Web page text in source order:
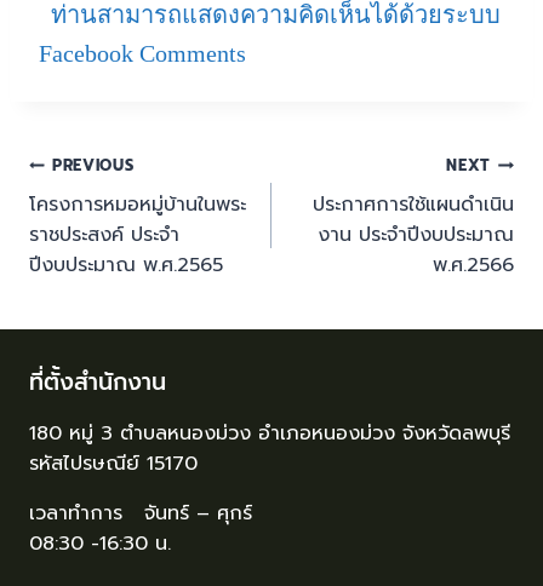
ท่านสามารถแสดงความคิดเห็นได้ด้วยระบบ
Facebook Comments
PREVIOUS
โครงการหมอหมู่บ้านในพระ
ราชประสงค์ ประจำ
ปีงบประมาณ พ.ศ.2565
NEXT
ประกาศการใช้แผนดำเนิน
งาน ประจำปีงบประมาณ
พ.ศ.2566
ที่ตั้งสำนักงาน
180 หมู่ 3 ตำบลหนองม่วง อำเภอหนองม่วง จังหวัดลพบุรี
รหัสไปรษณีย์ 15170
เวลาทำการ จันทร์ – ศุกร์
08:30 -16:30 น.